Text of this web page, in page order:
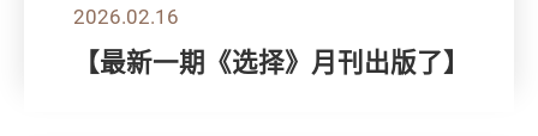
2026.02.16
【最新一期《选择》月刊出版了】